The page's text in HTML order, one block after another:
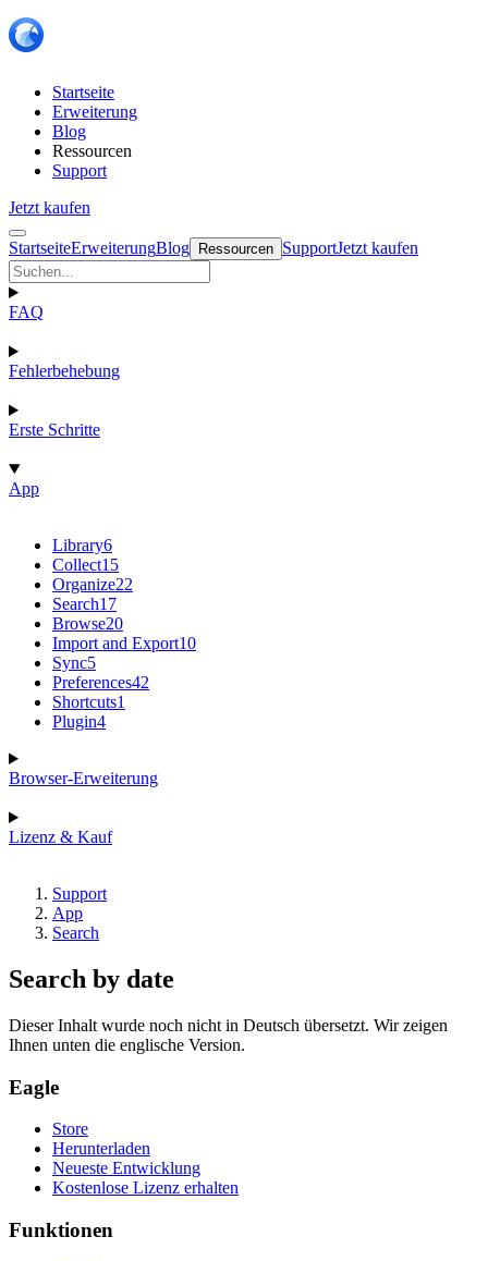
Startseite
Erweiterung
Blog
Ressourcen
Support
Jetzt kaufen
StartseiteErweiterungBlog Ressourcen SupportJetzt kaufen
FAQ
Fehlerbehebung
Erste Schritte
App
Library6
Collect15
Organize22
Search17
Browse20
Import and Export10
Sync5
Preferences42
Shortcuts1
Plugin4
Browser-Erweiterung
Lizenz & Kauf
Support
App
Search
Search by date
Dieser Inhalt wurde noch nicht in Deutsch übersetzt. Wir zeigen
Ihnen unten die englische Version.
Eagle
Store
Herunterladen
Neueste Entwicklung
Kostenlose Lizenz erhalten
Funktionen